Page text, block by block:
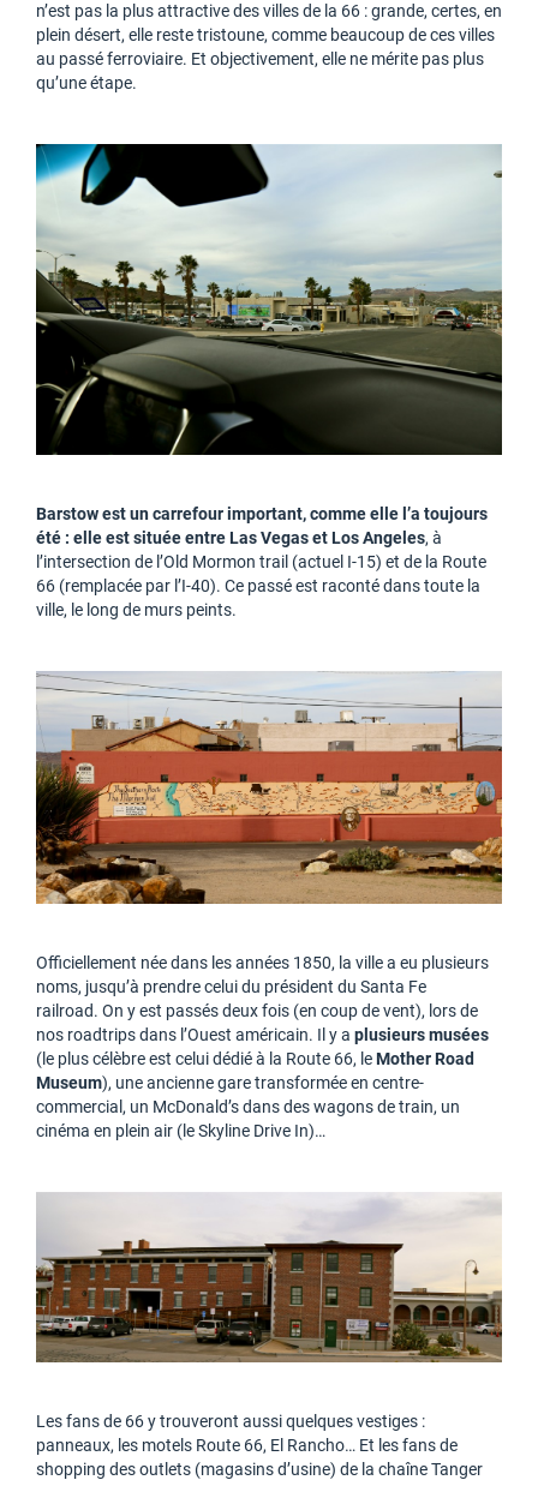
n’est pas la plus attractive des villes de la 66 : grande, certes, en
plein désert, elle reste tristoune, comme beaucoup de ces villes
au passé ferroviaire. Et objectivement, elle ne mérite pas plus
qu’une étape.
Barstow est un carrefour important, comme elle l’a toujours
été : elle est située entre Las Vegas et Los Angeles, à
l’intersection de l’Old Mormon trail (actuel I-15) et de la Route
66 (remplacée par l’I-40). Ce passé est raconté dans toute la
ville, le long de murs peints.
Officiellement née dans les années 1850, la ville a eu plusieurs
noms, jusqu’à prendre celui du président du Santa Fe
railroad. On y est passés deux fois (en coup de vent), lors de
nos roadtrips dans l’Ouest américain. Il y a plusieurs musées
(le plus célèbre est celui dédié à la Route 66, leMother Road
Museum), une ancienne gare transformée en centre-
commercial, un McDonald’s dans des wagons de train, un
cinéma en plein air (le Skyline Drive In)…
Les fans de 66 y trouveront aussi quelques vestiges :
panneaux, les motels Route 66, El Rancho… Et les fans de
shopping des outlets (magasins d’usine) de la chaîne Tanger